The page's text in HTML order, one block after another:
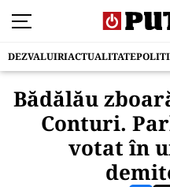
DEZVALUIRIACTUALITATE
Bădălău
Conturi.
votat în